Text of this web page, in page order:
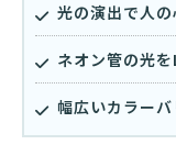
光の演出で人
ネオン管の光
幅広いカラー